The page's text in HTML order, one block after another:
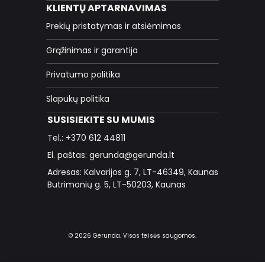
KLIENTŲ APTARNAVIMAS
Prekių pristatymas ir atsiėmimas
Grąžinimas ir garantija
Privatumo politika
Slapukų politika
SUSISIEKITE SU MUMIS
Tel.: +370 612 44811
El. paštas: gerunda@gerunda.lt
Adresas: Kalvarijos g. 7, LT-46349, Kaunas
Butrimonių g. 5, LT-50203, Kaunas
© 2026 Gerunda. Visos teisės saugomos.